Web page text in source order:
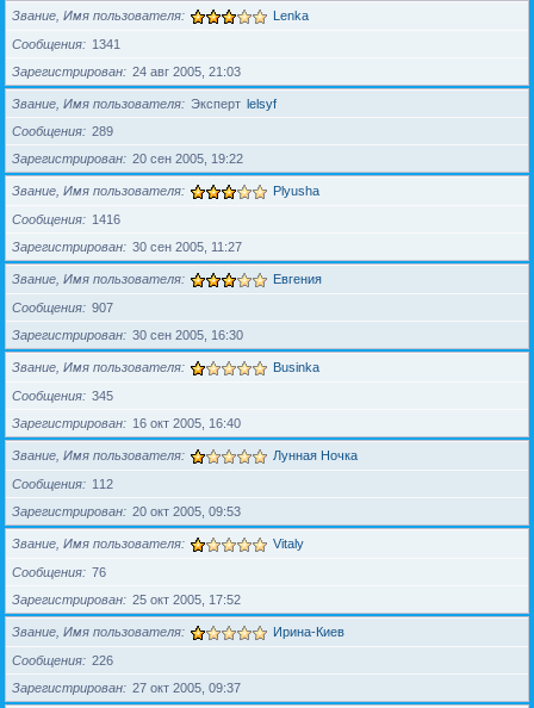
Звание, Имя пользователя Lenka
Сообщения
1341
Зарегистрирован
24 авг 2005, 21:03
Звание, Имя пользователя Эксперт lelsyf
Сообщения
289
Зарегистрирован
20 сен 2005, 19:22
Звание, Имя пользователя Plyusha
Сообщения
1416
Зарегистрирован
30 сен 2005, 11:27
Звание, Имя пользователя Евгения
Сообщения
907
Зарегистрирован
30 сен 2005, 16:30
Звание, Имя пользователя Businka
Сообщения
345
Зарегистрирован
16 окт 2005, 16:40
Звание, Имя пользователя Лунная Ночка
Сообщения
112
Зарегистрирован
20 окт 2005, 09:53
Звание, Имя пользователя Vitaly
Сообщения
76
Зарегистрирован
25 окт 2005, 17:52
Звание, Имя пользователя Ирина-Киев
Сообщения
226
Зарегистрирован
27 окт 2005, 09:37